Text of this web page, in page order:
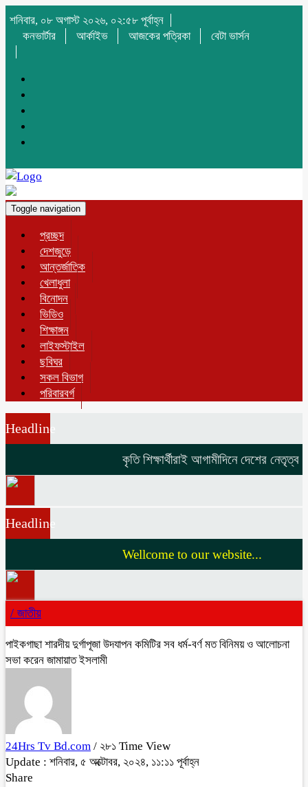
শনিবার, ০৮ অগাস্ট ২০২৬, ০২:৫৮ পূর্বাহ্ন
কনভার্টার
আর্কাইভ আজকের পত্রিকা বেটা ভার্সন
Toggle navigation
প্রচ্ছদ
দেশজুড়ে
আন্তর্জাতিক
খেলাধুলা
বিনোদন
ভিডিও
শিক্ষাঙ্গন
লাইফস্টাইল
ছবিঘর
সকল বিভাগ
পরিবারবর্গ
Headline
কৃতি শিক্ষার্থীরাই আগামীদিনে দেশের নেতৃত্ব
Headline
Wellcome to our website...
/ জাতীয়
পাইকগাছা শারদীয় দুর্গাপূজা উদযাপন কমিটির সব ধর্ম-বর্ণ মত বিনিময় ও আলোচনা
সভা করেন জামায়াত ইসলামী
24Hrs Tv Bd.com / ২৮১ Time View
Update : শনিবার, ৫ অক্টোবর, ২০২৪, ১১:১১ পূর্বাহ্ন
Share